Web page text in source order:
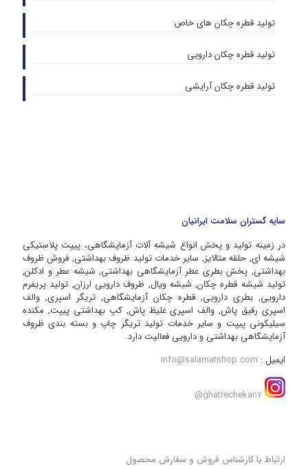
تولید قطره چکان های خاص
تولید قطره چکان دارویی
تولید قطره چکان آرایشی
سایه گستران سلامت ایرانیان
در زمینه تولید و پخش انواع شیشه آلات آزمایشگاهی، پیپت پلاستیکی
شیشه ای, حلقه متالایز, سایر خدمات تولید ظروف بهداشتی, فروش ظروف
بهداشتی, پخش بطری عطر آزمایشگاهی بهداشتی, شیشه عطر و ادکلن,
تولید شیشه قطره چکان, شیشه ویال, ظروف دارویی ارزان, تولید پریفرم
دارویی, بطری دارویی, قطره چکان آزمایشگاهی, تریگر اسپری, والف
اسپری رقیق پاش, والف اسپری غلیظ پاش, کپ بهداشتی پیپت, مکنده
سیلیکونی پیپت و سایر خدمات تولید تریگر چاپ و بسته بندی ظروف
آزمایشگاهی بهداشتی و دارویی فعالیت دارد.
ایمیل : info@salamatshop.com
ghatrechekan7@
ارتباط با کارشناس فروش و سفارش محصول